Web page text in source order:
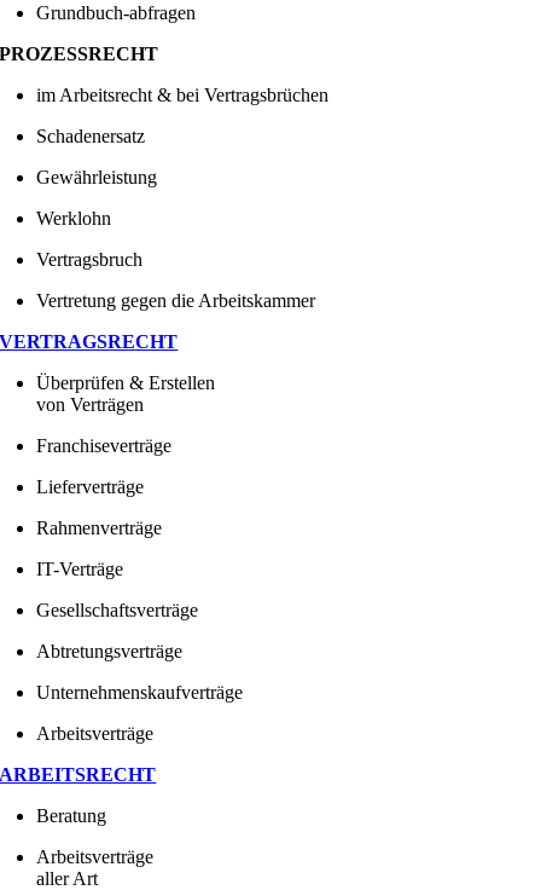
Grundbuch-abfragen
PROZESSRECHT
im Arbeitsrecht & bei Vertragsbrüchen
Schadenersatz
Gewährleistung
Werklohn
Vertragsbruch
Vertretung gegen die Arbeitskammer
VERTRAGSRECHT
Überprüfen & Erstellen
von Verträgen
Franchiseverträge
Lieferverträge
Rahmenverträge
IT-Verträge
Gesellschaftsverträge
Abtretungsverträge
Unternehmenskaufverträge
Arbeitsverträge
ARBEITSRECHT
Beratung
Arbeitsverträge
aller Art